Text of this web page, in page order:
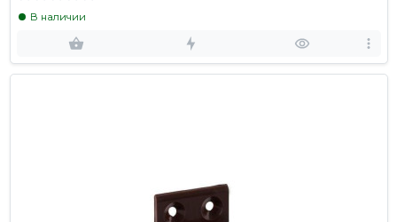
В наличии